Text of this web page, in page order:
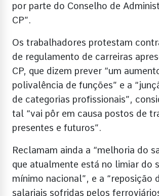
por parte do Conselho de
CP”.
Os trabalhadores protestam
de regulamento de carreiras
CP, que dizem prever “um
polivalência de funções” e a
de categorias profissionais”,
tal “vai pôr em causa postos de
presentes e futuros”.
Reclamam ainda a “melhoria do
que atualmente está no limiar do
mínimo nacional”, e a “reposição
salariais sofridas pelos